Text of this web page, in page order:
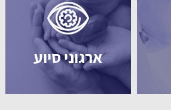
ארגוני סיוע